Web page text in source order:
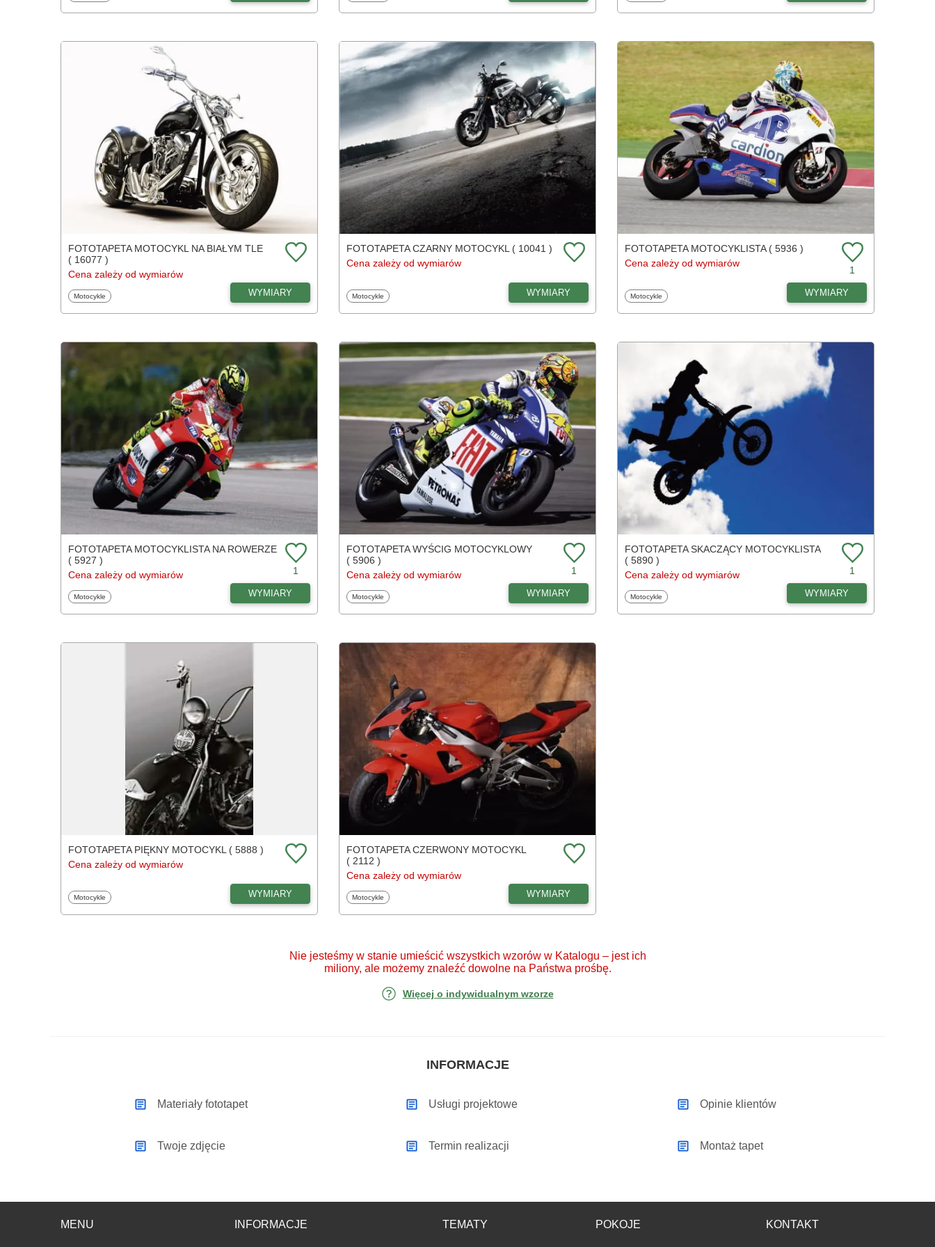
FOTOTAPETA MOTOCYKL NA BIAŁYM TLE
( 16077 )
Cena zależy od wymiarów
Fototapety
Motocykle WYMIARY
FOTOTAPETA CZARNY MOTOCYKL ( 10041 )
Cena zależy od wymiarów
Fototapety
Motocykle WYMIARY
FOTOTAPETA MOTOCYKLISTA ( 5936 )
Cena zależy od wymiarów
1
Fototapety
Motocykle WYMIARY
FOTOTAPETA MOTOCYKLISTA NA ROWERZE
( 5927 )
Cena zależy od wymiarów
1
Fototapety
Motocykle WYMIARY
FOTOTAPETA WYŚCIG MOTOCYKLOWY
( 5906 )
Cena zależy od wymiarów
1
Fototapety
Motocykle WYMIARY
FOTOTAPETA SKACZĄCY MOTOCYKLISTA
( 5890 )
Cena zależy od wymiarów
1
Fototapety
Motocykle WYMIARY
FOTOTAPETA PIĘKNY MOTOCYKL ( 5888 )
Cena zależy od wymiarów
Fototapety
Motocykle WYMIARY
FOTOTAPETA CZERWONY MOTOCYKL
( 2112 )
Cena zależy od wymiarów
Fototapety
Motocykle WYMIARY
Nie jesteśmy w stanie umieścić wszystkich wzorów w Katalogu – jest ich
miliony, ale możemy znaleźć dowolne na Państwa prośbę.
Więcej o indywidualnym wzorze
INFORMACJE
Materiały fototapet Usługi projektowe Opinie klientów
Twoje zdjęcie Termin realizacji Montaż tapet
MENU INFORMACJE TEMATY POKOJE KONTAKT